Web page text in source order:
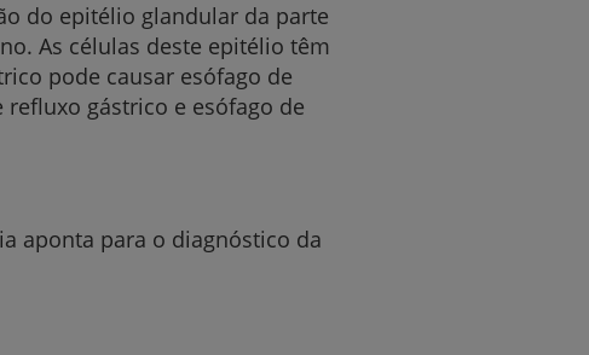
do epitélio glandular da parte
As células deste epitélio têm
pode causar esófago de
gástrico e esófago de
aponta para o diagnóstico da